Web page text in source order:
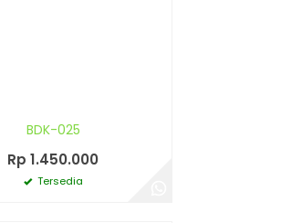
BDK-025
Rp 1.450.000
Tersedia